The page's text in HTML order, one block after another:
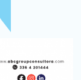
bajó un 12,6%